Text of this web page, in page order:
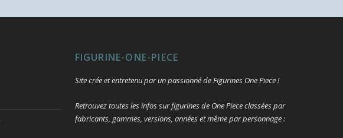
FIGURINE-ONE-PIECE
Site crée et entretenu par un passionné de Figurines One Piece !
Retrouvez toutes les infos sur figurines de One Piece classées par
fabricants, gammes, versions, années et même par personnage :